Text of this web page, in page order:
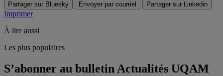
Partager sur Bluesky
Envoyer par courriel Partager sur Linkedin
Imprimer
À lire aussi
Les plus populaires
S’abonner au bulletin Actualités UQAM